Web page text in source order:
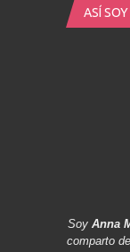
ASÍ SOY
Soy Anna
comparto